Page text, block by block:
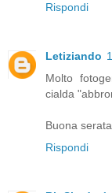
Rispondi
Letiziando
Molto
cialda
Buona serata
Rispondi